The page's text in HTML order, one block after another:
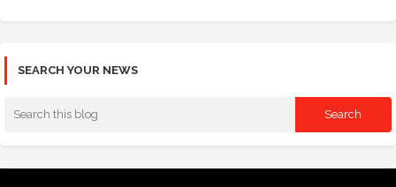
SEARCH YOUR NEWS